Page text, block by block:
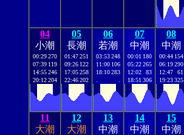
04
小潮
00:29270
07:39 119
14:55246
20:12204
05
長潮
01:47251
09:26 122
17:05258
22:46202
06
若潮
03:53248
11:00 106
18:10283
07
中潮
00:01 180
05:22265
12:02
83
18:51 306
08
中潮
00:44 154
06:19290
12:47
61
19:23325
11
大潮
12
大潮
13
中潮
14
中潮
15
中潮